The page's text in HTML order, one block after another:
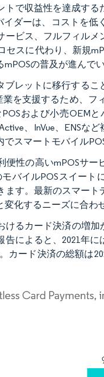
で収益性を達成す
ダーは、コストを
ビス、フルフィル
スに代わり、新規
の普及が進んでい
ブレットに移行する
を支援するため、フ
および小売OEM
、InVue、ENS
スマートモバイル
性の高いmPOSサ
バイルPOSスイー
す。最新のスマー
化するニーズに合わ
るカード決済の増
によると、2021年
カード決済の総額は